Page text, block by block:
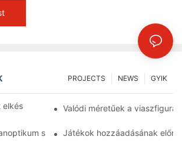
GYIK
NEWS
PROJECTS
egy viaszfigurát? 1
Valódi méretűek a
szórakoztatóközpontja és a
Játékok hozzáadásának